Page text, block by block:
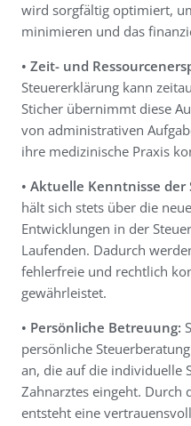
wird sorgfältig optimiert,
minimieren und das
• Zeit- und
Steuererklärung kann
Sticher übernimmt diese
von administrativen
ihre medizinische Praxis
• Aktuelle Kenntnisse der
hält sich stets über die
Entwicklungen in der
Laufenden. Dadurch
fehlerfreie und rechtlich
gewährleistet.
• Persönliche Betreuung:
persönliche
an, die auf die individuelle
Zahnarztes eingeht. Durch
entsteht eine